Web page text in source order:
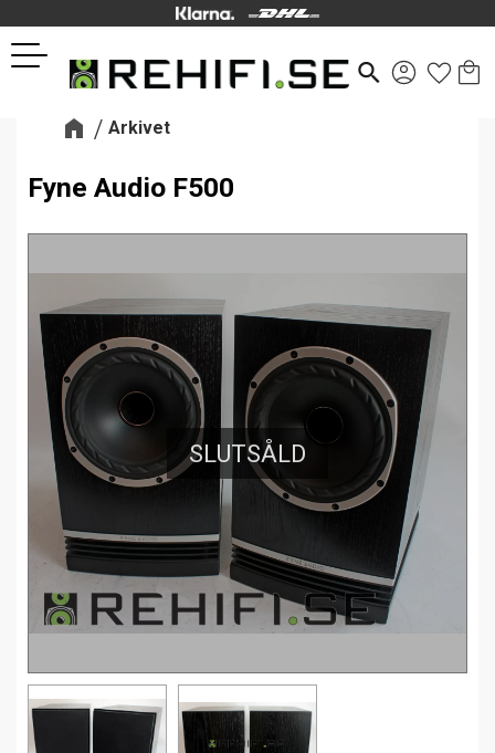
Meny
search
Arkivet
Fyne Audio F500
SLUTSÅLD